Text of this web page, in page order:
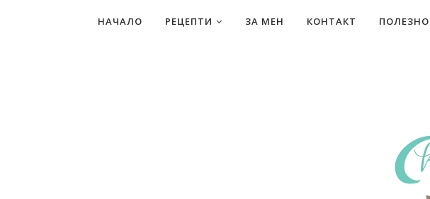
НАЧАЛО РЕЦЕПТИ ЗА МЕН КОНТАКТ ПОЛЕЗНО